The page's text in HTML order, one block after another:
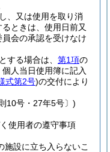
、又は使用を取り消
ときは、使用日前又
会の承認を受けなけ
する場合は、 第1項の
人当日使用簿に記入
式第2号)の交付により
10号・27年5号〕)
使用者の遵守事項
施設に立ち入らないこ